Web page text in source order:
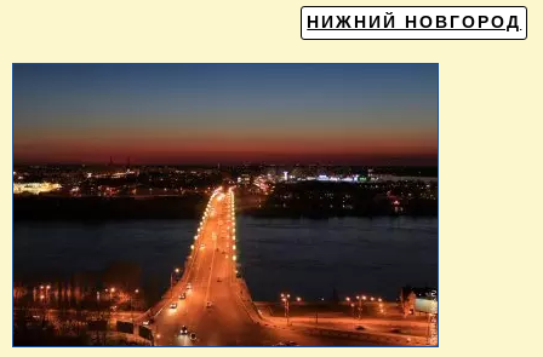
НИЖНИЙ НОВГОРОД